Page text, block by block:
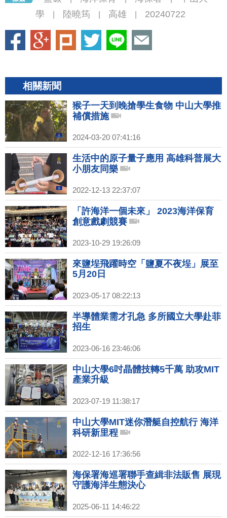
學
陸曉筠 高雄 20240722
相關新聞
猴子一天到晚搶學生食物 中山大學推
補償措施
2024-03-20 07:41:16
生活中的原子量子應用 高雄科普展大
小朋友同樂
2022-12-13 22:37:07
「許海洋一個未來」 2023海洋保育
創意戲劇競賽
2023-10-29 19:26:09
來鹽埕飛躍時空「鹽夏不夜埕」展至
5月20日
2023-05-17 08:22:13
半導體業需才孔急 多所國立大學赴菲
招生
2023-06-16 23:46:06
中山大學6吋晶體技轉5千萬 助攻MIT
產業升級
2023-07-19 11:38:17
中山大學MIT迷你潛艇自控航行 海洋
科研新里程
2022-12-16 17:36:56
海保署海巡署聯手查緝非法販售 展現
守護海洋生態決心
2025-06-11 14:46:22